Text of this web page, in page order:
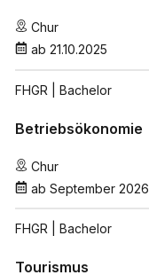
Chur
ab 21.10.2025
FHGR | Bachelor
Betriebsökonomie
Chur
ab September 2026
FHGR | Bachelor
Tourismus